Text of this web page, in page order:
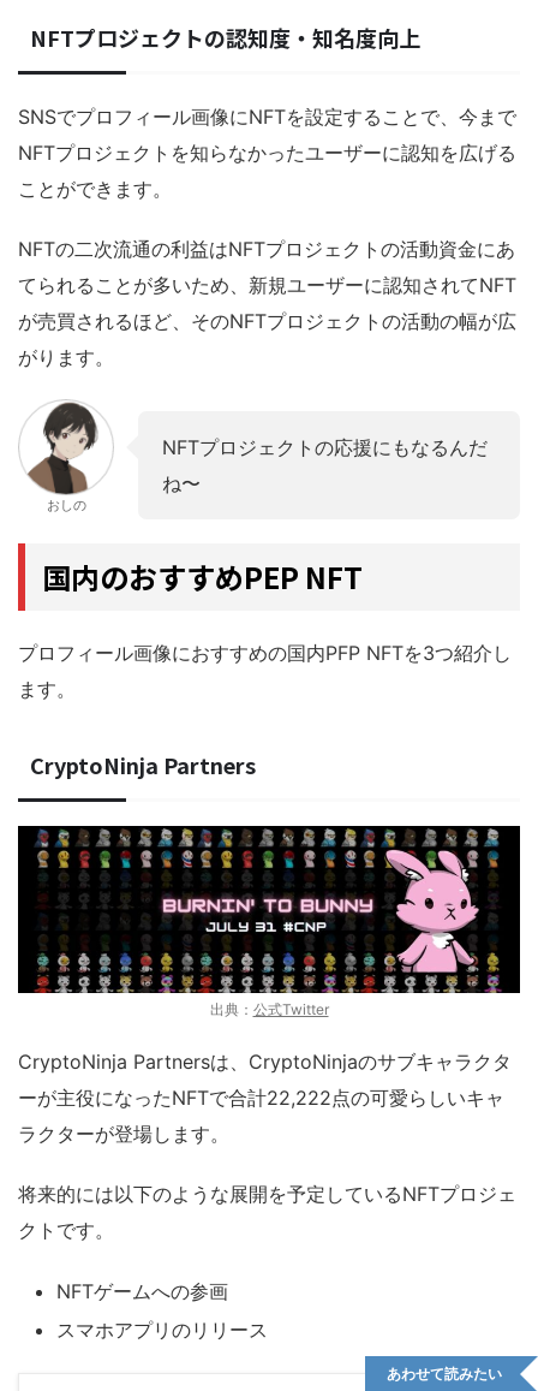
NFTプロジェクトの認知度・知名度向上
SNSでプロフィール画像にNFTを設定することで、今まで
NFTプロジェクトを知らなかったユーザーに認知を広げる
ことができます。
NFTの二次流通の利益はNFTプロジェクトの活動資金にあ
てられることが多いため、新規ユーザーに認知されてNFT
が売買されるほど、そのNFTプロジェクトの活動の幅が広
がります。
おしの
NFTプロジェクトの応援にもなるんだ
ね〜
国内のおすすめPEP NFT
プロフィール画像におすすめの国内PFP NFTを3つ紹介し
ます。
CryptoNinja Partners
出典： 公式Twitter
CryptoNinja Partnersは、CryptoNinjaのサブキャラクタ
ーが主役になったNFTで合計22,222点の可愛らしいキャ
ラクターが登場します。
将来的には以下のような展開を予定しているNFTプロジェ
クトです。
NFTゲームへの参画
スマホアプリのリリース
あわせて読みたい